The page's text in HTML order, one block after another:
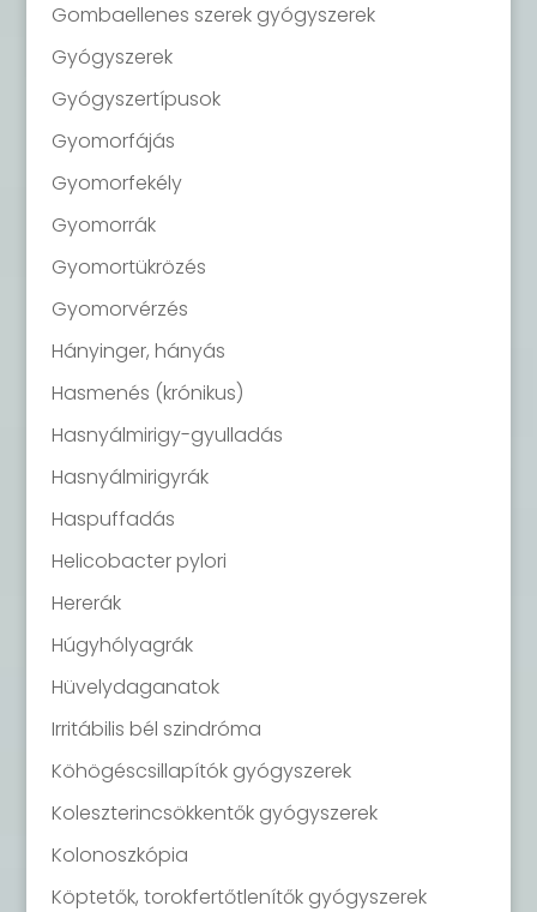
Gombaellenes szerek gyógyszerek
Gyógyszerek
Gyógyszertípusok
Gyomorfájás
Gyomorfekély
Gyomorrák
Gyomortükrözés
Gyomorvérzés
Hányinger, hányás
Hasmenés (krónikus)
Hasnyálmirigy-gyulladás
Hasnyálmirigyrák
Haspuffadás
Helicobacter pylori
Hererák
Húgyhólyagrák
Hüvelydaganatok
Irritábilis bél szindróma
Köhögéscsillapítók gyógyszerek
Koleszterincsökkentők gyógyszerek
Kolonoszkópia
Köptetők, torokfertőtlenítők gyógyszerek